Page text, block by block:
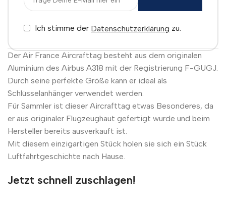
Ich stimme der Datenschutzerklärung zu.
Der Air France Aircrafttag besteht aus dem originalen
Aluminium des Airbus A318 mit der Registrierung F-GUGJ.
Durch seine perfekte Größe kann er ideal als
Schlüsselanhänger verwendet werden.
Für Sammler ist dieser Aircrafttag etwas Besonderes, da
er aus originaler Flugzeughaut gefertigt wurde und beim
Hersteller bereits ausverkauft ist.
Mit diesem einzigartigen Stück holen sie sich ein Stück
Luftfahrtgeschichte nach Hause.
Jetzt schnell zuschlagen!